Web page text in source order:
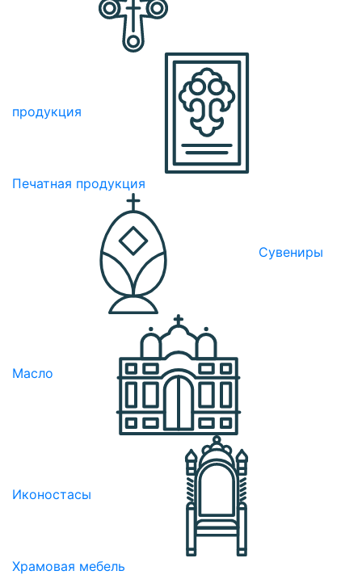
продукция
Печатная продукция
Сувениры
Масло
Иконостасы
Храмовая мебель